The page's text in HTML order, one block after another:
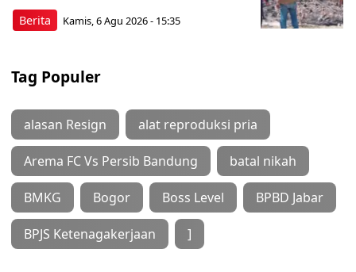
Berita Kamis, 6 Agu 2026 - 15:35
Tag Populer
alasan Resign alat reproduksi pria
Arema FC Vs Persib Bandung batal nikah
BMKG Bogor Boss Level BPBD Jabar
BPJS Ketenagakerjaan ]